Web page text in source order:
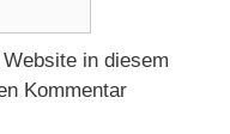
in diesem
Kommentar